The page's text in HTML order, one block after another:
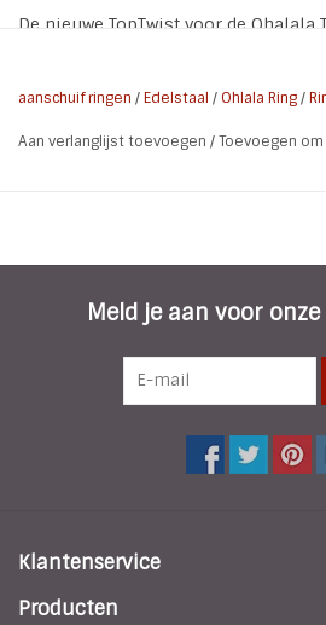
De nieuwe TopTwist voor de
Rose, Gold, Choco) dan heb je voor
aanschuif ringen /Edelstaal /Ohlala Ring/
Aan verlanglijst toevoegen /Toevoegen
Meld je aan voor
Klantenservice
Producten